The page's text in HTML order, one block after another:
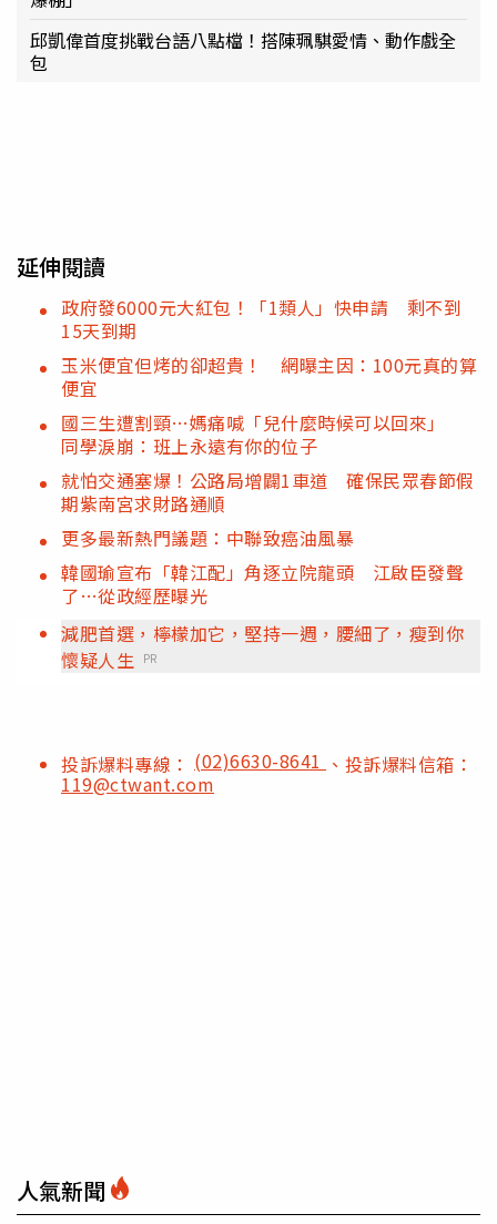
邱凱偉首度挑戰台語八點檔！搭陳珮騏愛情、動作戲全
包
延伸閱讀
政府發6000元大紅包！「1類人」快申請 剩不到
15天到期
玉米便宜但烤的卻超貴！ 網曝主因：100元真的算
便宜
國三生遭割頸…媽痛喊「兒什麼時候可以回來」
同學淚崩：班上永遠有你的位子
就怕交通塞爆！公路局增闢1車道 確保民眾春節假
期紫南宮求財路通順
更多最新熱門議題：中聯致癌油風暴
韓國瑜宣布「韓江配」角逐立院龍頭 江啟臣發聲
了…從政經歷曝光
減肥首選，檸檬加它，堅持一週，腰細了，瘦到你
懷疑人生
PR
投訴爆料專線： (02)6630-8641 、投訴爆料信箱：
119@ctwant.com
人氣新聞